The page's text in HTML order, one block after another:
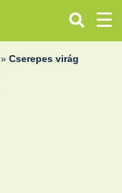
»Cserepes virág